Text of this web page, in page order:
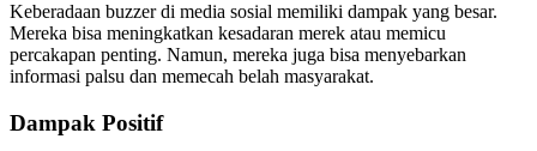
Keberadaan buzzer di media sosial memiliki dampak yang besar.
Mereka bisa meningkatkan kesadaran merek atau memicu
percakapan penting. Namun, mereka juga bisa menyebarkan
informasi palsu dan memecah belah masyarakat.
Dampak Positif